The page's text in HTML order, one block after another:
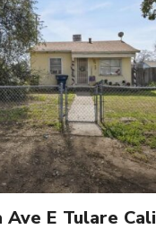
Ave E Tulare